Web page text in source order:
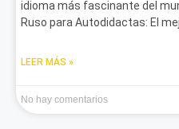
idioma más fascinante del
Ruso para Autodidactas: El
LEER MÁS »
No hay comentarios